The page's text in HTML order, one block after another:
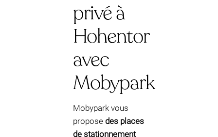
privé à
Hohentor
avec
Mobypark
Mobypark vous
propose des places
de stationnement